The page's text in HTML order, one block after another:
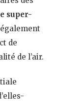
super-
de
de l’air.